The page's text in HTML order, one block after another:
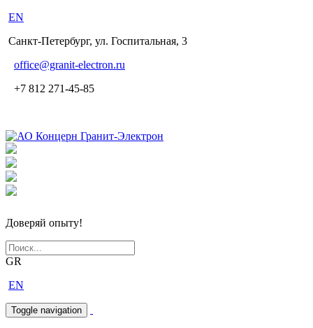
EN
Санкт-Петербург, ул. Госпитальная, 3
office@granit-electron.ru
+7 812 271-45-85
Доверяй опыту!
GR
EN
Toggle navigation